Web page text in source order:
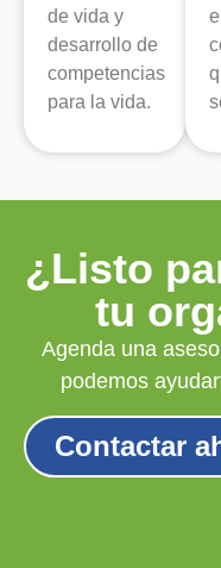
de vida y
desarrollo de
competencias
para la vida.
¿Listo
tu
Agenda una
podemos
Contactar